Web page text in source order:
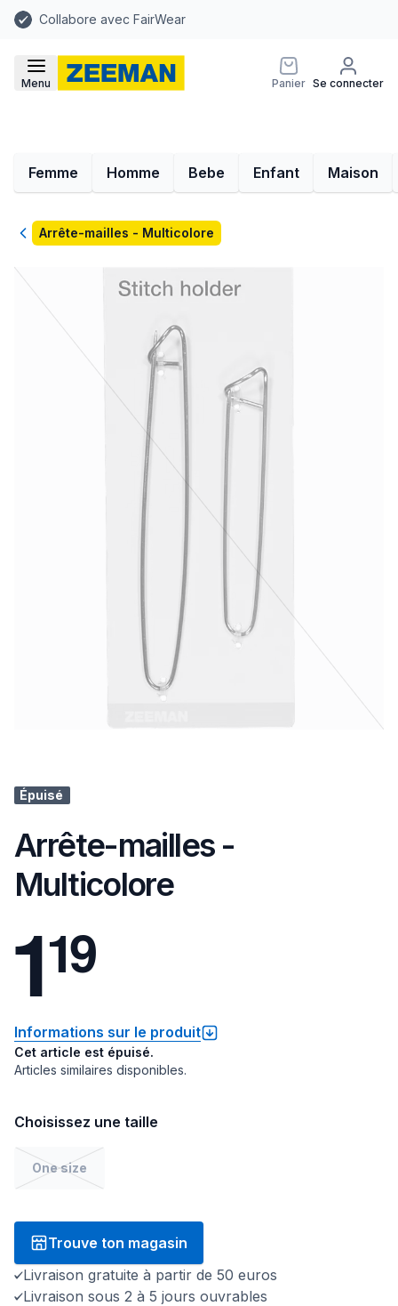
Collabore avec FairWear
Menu Panier Se connecter
Femme Homme Bebe Enfant Maison
RetourArrête-mailles - Multicolore
Épuisé
Arrête-mailles -
Multicolore
119
Informations sur le produit
Cet article est épuisé.
Articles similaires disponibles.
Choisissez une taille
One size
Trouve ton magasin
Livraison gratuite à partir de 50 euros
Livraison sous 2 à 5 jours ouvrables